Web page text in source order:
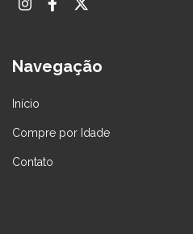
Navegação
Início
Compre por Idade
Contato